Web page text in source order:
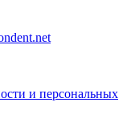
и персональных